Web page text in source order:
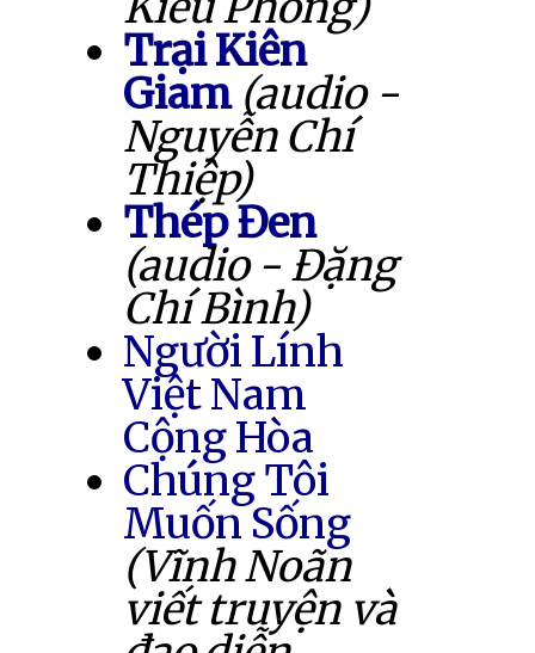
Trại Kiên
Giam (audio -
Nguyễn Chí
Thiệp)
Thép Đen
(audio - Đặng
Chí Bình)
Người Lính
Việt Nam
Cộng Hòa
Chúng Tôi
Muốn Sống
(Vĩnh Noãn
viết truyện và